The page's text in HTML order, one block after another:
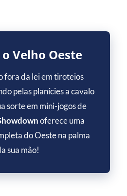
Velho Oeste
fora da lei em tiroteios
pelas planícies a cavalo
sorte em mini-jogos de
oferece uma
do Oeste na palma
sua mão!